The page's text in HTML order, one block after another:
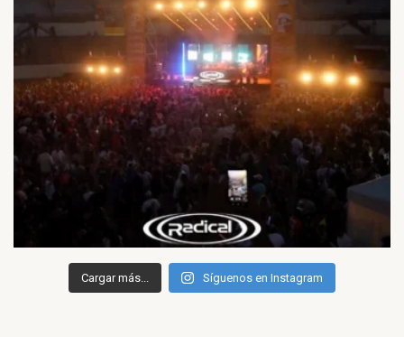
Cargar más... Síguenos en Instagram